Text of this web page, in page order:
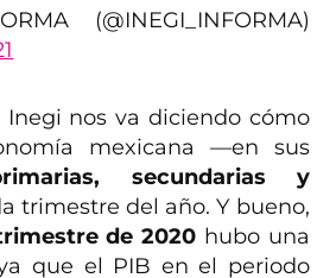
(@INEGI_INFORMA)
Inegi nos va diciendo cómo
mexicana —en sus
secundarias y
trimestre del año. Y bueno,
de 2020 hubo una
que el PIB en el periodo